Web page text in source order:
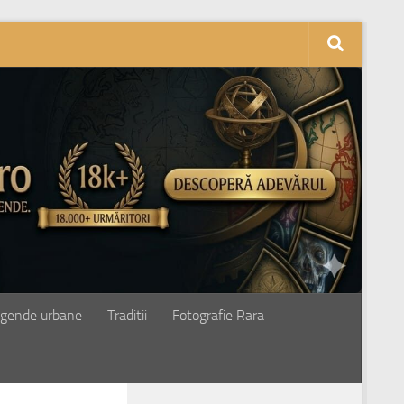
urbane Traditii Fotografie Rara